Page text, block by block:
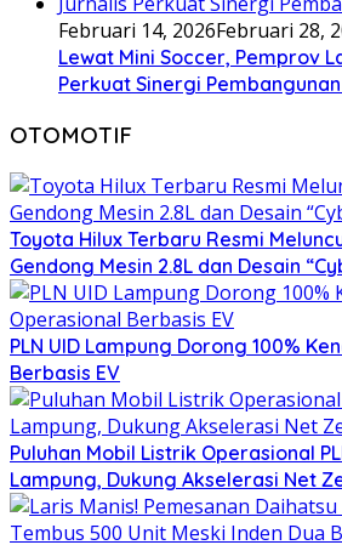
Februari 14, 2026Februari 28,
Lewat Mini Soccer, Pemprov
Perkuat Sinergi
OTOMOTIF
Toyota Hilux Terbaru Resmi
Gendong Mesin 2.8L dan Desain
PLN UID Lampung Dorong 100%
Berbasis EV
Puluhan Mobil Listrik Operasional
Lampung, Dukung Akselerasi Net